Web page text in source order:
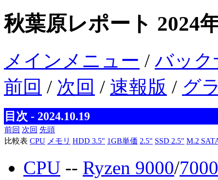
秋葉原レポート 2024
メインメニュー / バッ
前回 / 次回 / 速報版 / グ
目次 - 2024.10.19
前回 次回 先頭
比較表 CPU メモリ HDD 3.5" 1GB単価 2.5" SSD 2.5" M.2
CPU -- Ryzen 9000/7000